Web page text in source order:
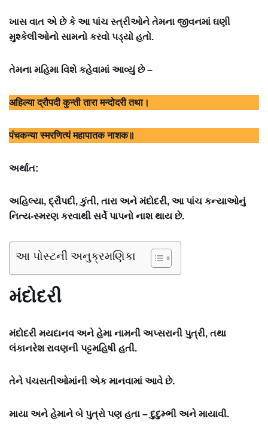
ખાસ વાત એ છે કે આ પાંચ સ્ત્રીઓને તેમના જીવનમાં ઘણી
મુશ્કેલીઓનો સામનો કરવો પડ્યો હતો.
તેમના મહિમા વિશે કહેવામાં આવ્યું છે –
अहिल्या द्रौपदी कुन्ती तारा मन्दोदरी तथा।
पंचकन्या स्मरणित्यं महापातक नाशक॥
અર્થાત:
અહિલ્યા, દ્રૌપદી, કુંતી, તારા અને મંદોદરી, આ પાંચ કન્યાઓનું
નિત્ય-સ્મરણ કરવાથી સર્વે પાપનો નાશ થાય છે.
આ પોસ્ટની અનુક્રમણિકા
મંદોદરી
મંદોદરી મયદાનવ અને હેમા નામની અપ્સરાની પુત્રી, તથા
લંકાનરેશ રાવણની પટ્ટમહિષી હતી.
તેને પંચસતીઓમાંની એક માનવામાં આવે છે.
માયા અને હેમાને બે પુત્રો પણ હતા – દુદુમ્ભી અને માયાવી.